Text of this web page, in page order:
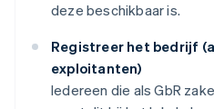
deze beschikbaar is.
Registreer het bedrijf
exploitanten)
Iedereen die als GbR